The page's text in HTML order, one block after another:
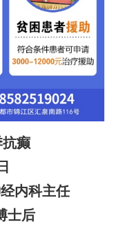
抗癫
内科主任
士后